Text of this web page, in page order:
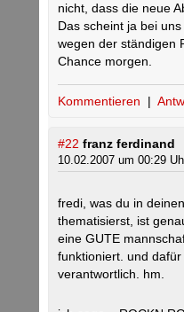
nicht, dass die neue
Das scheint ja bei
wegen der ständigen
Chance morgen.
Kommentieren |
#22 franz ferdinand
10.02.2007 um 00:29
fredi, was du in
thematisierst, ist
eine GUTE
funktioniert. und
verantwortlich. hm.